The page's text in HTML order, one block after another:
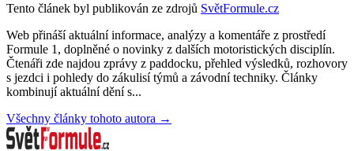
Tento článek byl publikován ze zdrojů SvětFormule.cz
Web přináší aktuální informace, analýzy a komentáře z prostředí
Formule 1, doplněné o novinky z dalších motoristických disciplín.
Čtenáři zde najdou zprávy z paddocku, přehled výsledků, rozhovory
s jezdci i pohledy do zákulisí týmů a závodní techniky. Články
kombinují aktuální dění s...
Všechny články tohoto autora →